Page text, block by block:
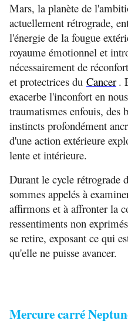
Mars, la planète de
actuellement rétrograde,
l'énergie de la fougue
royaume émotionnel et
nécessairement de
et protectrices du Cancer .
exacerbe l'inconfort en
traumatismes enfouis, des
instincts profondément
d'une action extérieure
lente et intérieure.
Durant le cycle rétrograde
sommes appelés à
affirmons et à affronter la
ressentiments non
se retire, exposant ce qui
qu'elle ne puisse avancer.
Mercure carré